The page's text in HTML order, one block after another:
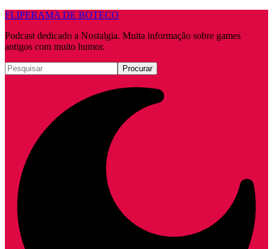
FLIPERAMA DE BOTECO
Podcast dedicado a Nostalgia. Muita informação sobre games
antigos com muito humor.